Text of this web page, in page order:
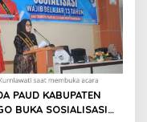
PAUD KABUPATEN
BUKA SOSIALISASI